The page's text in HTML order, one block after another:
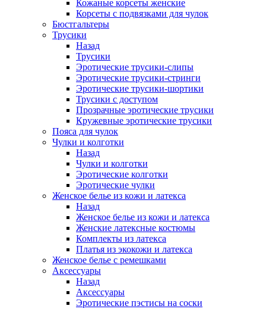
Кожаные корсеты женские
Корсеты с подвязками для чулок
Бюстгальтеры
Трусики
Назад
Трусики
Эротические трусики-слипы
Эротические трусики-стринги
Эротические трусики-шортики
Трусики с доступом
Прозрачные эротические трусики
Кружевные эротические трусики
Пояса для чулок
Чулки и колготки
Назад
Чулки и колготки
Эротические колготки
Эротические чулки
Женское белье из кожи и латекса
Назад
Женское белье из кожи и латекса
Женские латексные костюмы
Комплекты из латекса
Платья из экокожи и латекса
Женское белье с ремешками
Аксессуары
Назад
Аксессуары
Эротические пэстисы на соски